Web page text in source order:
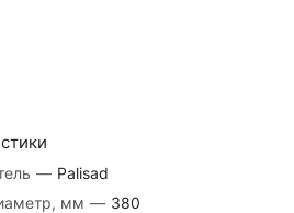
— Palisad
мм — 380